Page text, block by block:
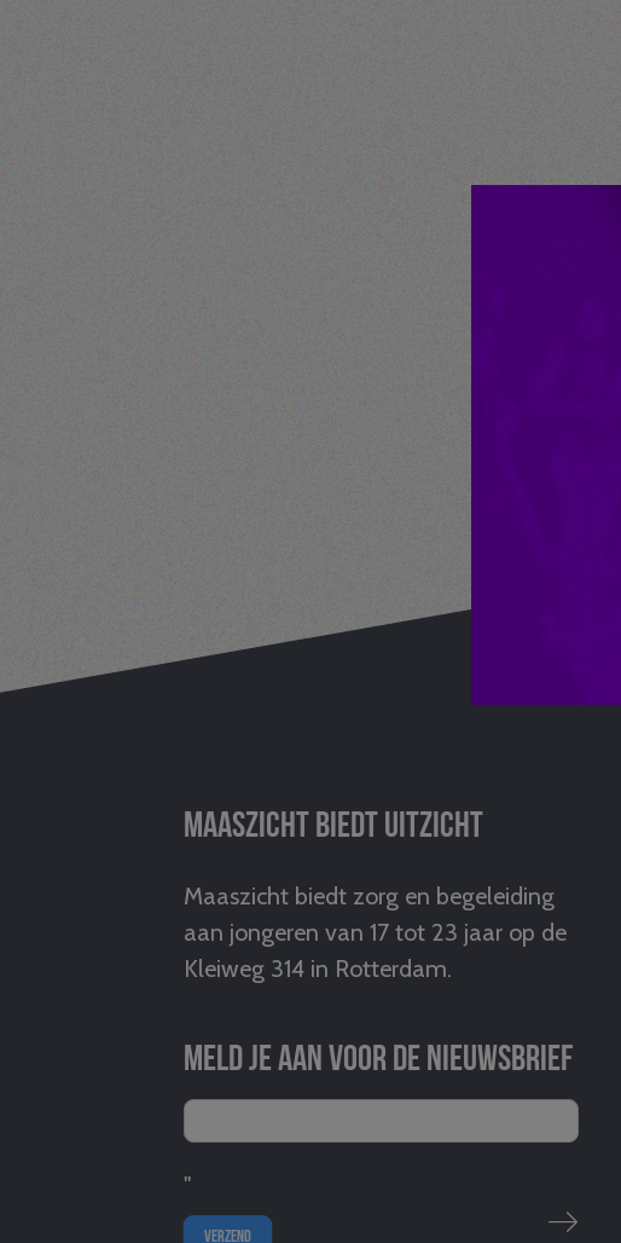
Maaszicht biedt uitzicht
Maaszicht biedt zorg en begeleiding
aan jongeren van 17 tot 23 jaar op de
Kleiweg 314 in Rotterdam.
Meld je aan voor de nieuwsbrief
"